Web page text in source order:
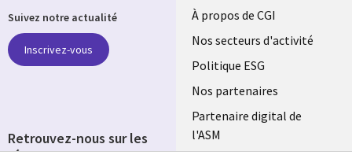
Useful
links
FRANCE
À propos de CGI
Nos secteurs d'activité
Politique ESG
Nos partenaires
Partenaire digital de
l'ASM
Suivez notre actualité
Inscrivez-vous
Retrouvez-nous sur les